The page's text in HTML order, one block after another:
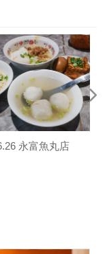
永富魚丸店